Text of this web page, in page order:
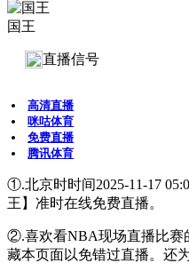
国王
直播信号
高清直播
咪咕体育
免费直播
腾讯体育
①.北京时时间2025-11-17
王】准时在线免费直播。
②.喜欢看NBA现场直播比赛
藏本页面以免错过直播。还